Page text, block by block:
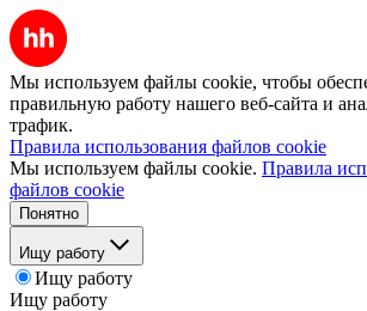
Мы используем файлы cookie, чтобы
правильную работу нашего веб-сайта и
трафик.
Правила использования файлов cookie
Мы используем файлы cookie. Правила
файлов cookie
Понятно
Ищу работу
Ищу работу
Ищу работу